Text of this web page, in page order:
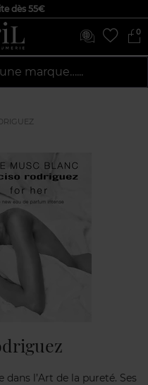
dès 55€
0
marque…...
l’Art de la pureté. Ses